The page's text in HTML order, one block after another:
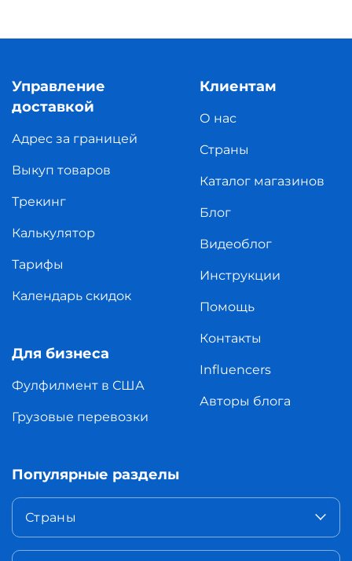
Управление
доставкой
Адрес за границей
Выкуп товаров
Трекинг
Калькулятор
Тарифы
Календарь скидок
Для бизнеса
Фулфилмент в США
Грузовые перевозки
Клиентам
О нас
Страны
Каталог магазинов
Блог
Видеоблог
Инструкции
Помощь
Контакты
Influencers
Авторы блога
Популярные разделы
Страны